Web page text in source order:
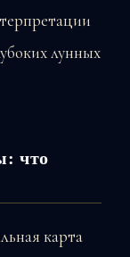
лунных
что
карта